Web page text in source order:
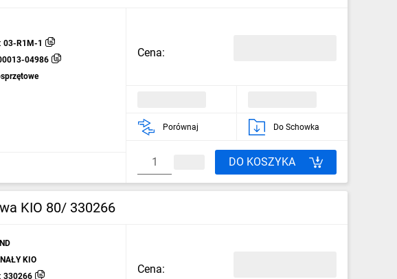
03-R1M-1
04986
Cena:
Porównaj Do Schowka
DO KOSZYKA
KIO 80/ 330266
KIO
330266
Cena: